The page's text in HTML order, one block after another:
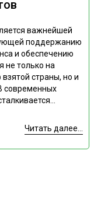
важнейшей
поддержанию
и обеспечению
не только на
страны, но и
современных
Читать далее...